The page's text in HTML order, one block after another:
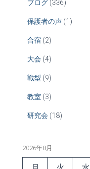
ブログ (336)
保護者の声 (1)
合宿 (2)
大会 (4)
戦型 (9)
教室 (3)
研究会 (18)
2026年8月